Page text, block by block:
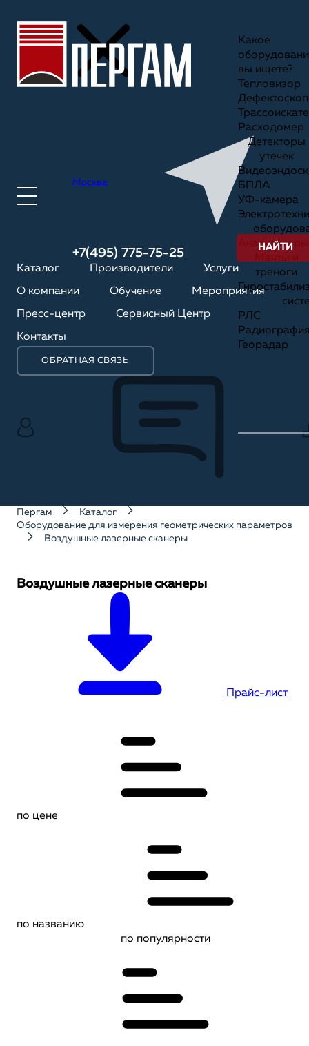
Москва
+7(495) 775-75-25
Каталог Производители Услуги
О компании Обучение Мероприятия
Пресс-центр Сервисный Центр
Контакты
ОБРАТНАЯ СВЯЗЬ
Какое
вы ищете?
Тепловизор
Дефектоскоп
Расходомер
Детекторы
утечек
БПЛА
УФ-камера
Анализаторы
треноги
РЛС
Георадар
НАЙТИ
Пергам
Каталог
Оборудование для измерения геометрических параметров
Воздушные лазерные сканеры
Воздушные лазерные сканеры
Прайс-лист
по цене
по названию
по популярности